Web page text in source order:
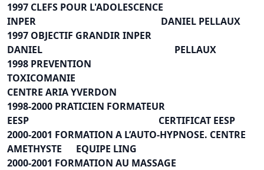
1997 CLEFS POUR L'ADOLESCENCE
INPER DANIEL PELLAUX
1997 OBJECTIF GRANDIR INPER
DANIEL PELLAUX
1998 PREVENTION
TOXICOMANIE
CENTRE ARIA YVERDON
1998-2000 PRATICIEN FORMATEUR
EESP CERTIFICAT EESP
2000-2001 FORMATION A L’AUTO-HYPNOSE. CENTRE
AMETHYSTE EQUIPE LING
2000-2001 FORMATION AU MASSAGE